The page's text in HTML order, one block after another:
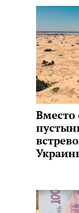
Вместо